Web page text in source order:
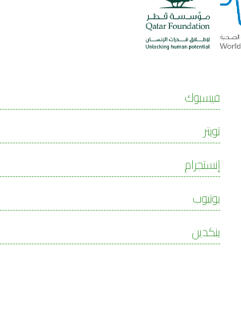
فيسبوك
تويتر
إنستجرام
يوتيوب
ينكدين